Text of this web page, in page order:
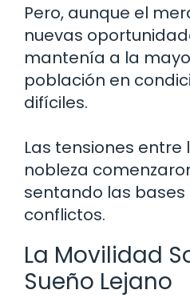
Pero, aunque el
nuevas
mantenía a la
población en
difíciles.
Las tensiones entre
nobleza
sentando las
conflictos.
La Movilidad
Sueño Lejano